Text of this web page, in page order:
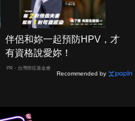
伴侶和妳一起預防HPV，才
有資格說愛妳！
PR・台灣癌症基金會
Recommended by